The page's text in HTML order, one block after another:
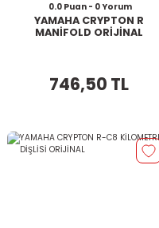
0.0 Puan - 0 Yorum
YAMAHA CRYPTON R
MANİFOLD ORİJİNAL
746,50 TL